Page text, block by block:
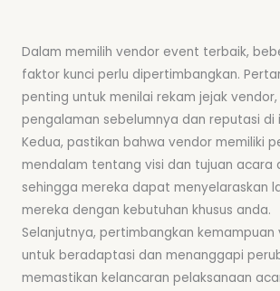
Dalam memilih vendor event terbaik,
faktor kunci perlu dipertimbangkan.
penting untuk menilai rekam jejak
pengalaman sebelumnya dan reputasi di
Kedua, pastikan bahwa vendor memiliki
mendalam tentang visi dan tujuan acara
sehingga mereka dapat menyelaraskan
mereka dengan kebutuhan khusus anda.
Selanjutnya, pertimbangkan kemampuan
untuk beradaptasi dan menanggapi
memastikan kelancaran pelaksanaan